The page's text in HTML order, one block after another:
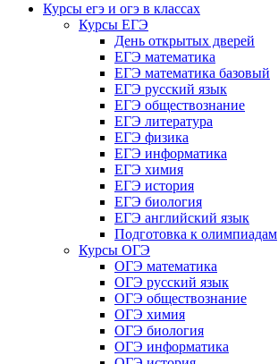
Курсы егэ и огэ в классах
Курсы ЕГЭ
День открытых дверей
ЕГЭ математика
ЕГЭ математика базовый
ЕГЭ русский язык
ЕГЭ обществознание
ЕГЭ литература
ЕГЭ физика
ЕГЭ информатика
ЕГЭ химия
ЕГЭ история
ЕГЭ биология
ЕГЭ английский язык
Подготовка к олимпиадам
Курсы ОГЭ
ОГЭ математика
ОГЭ русский язык
ОГЭ обществознание
ОГЭ химия
ОГЭ биология
ОГЭ информатика